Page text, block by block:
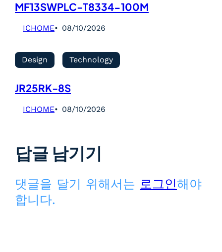
MF13SWPLC-T8334-100M
ICHOME 08/10/2026
Design Technology
JR25RK-8S
ICHOME 08/10/2026
답글 남기기
댓글을 달기 위해서는 로그인해야
합니다.